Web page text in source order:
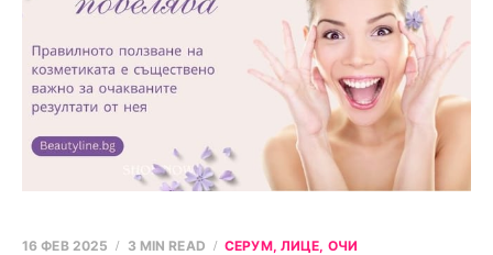
16 ФЕВ 2025 3 MIN READ СЕРУМ, ЛИЦЕ, ОЧИ